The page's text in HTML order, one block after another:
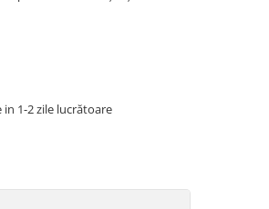
1-2 zile lucrătoare